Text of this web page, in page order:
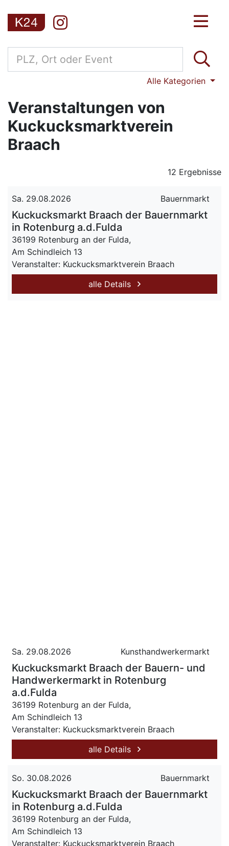
Alle Kategorien
Veranstaltungen von
Kuckucksmarktverein
Braach
12 Ergebnisse
Sa. 29.08.2026 Bauernmarkt
Kuckucksmarkt Braach der Bauernmarkt
in Rotenburg a.d.Fulda
36199 Rotenburg an der Fulda,
Am Schindleich 13
Veranstalter: Kuckucksmarktverein Braach
alle Details
Sa. 29.08.2026 Kunsthandwerkermarkt
Kuckucksmarkt Braach der Bauern- und
Handwerkermarkt in Rotenburg
a.d.Fulda
36199 Rotenburg an der Fulda,
Am Schindleich 13
Veranstalter: Kuckucksmarktverein Braach
alle Details
So. 30.08.2026 Bauernmarkt
Kuckucksmarkt Braach der Bauernmarkt
in Rotenburg a.d.Fulda
36199 Rotenburg an der Fulda,
Am Schindleich 13
Veranstalter: Kuckucksmarktverein Braach